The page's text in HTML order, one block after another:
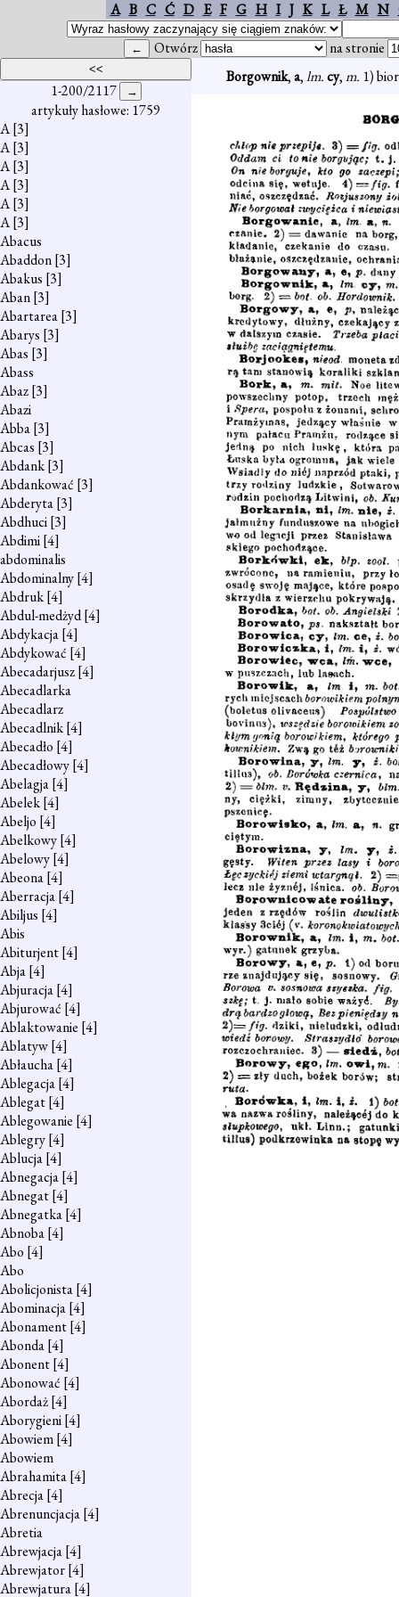
A B C Ć D E F G H I J K L Ł M N
Otwórz na stronie
1-200/2117
artykuły hasłowe: 1759
A[3]
A[3]
A[3]
A[3]
A[3]
A[3]
Abacus
Abaddon[3]
Abakus [3]
Aban[3]
Abartarea[3]
Abarys [3]
Abas [3]
Abass
Abaz[3]
Abazi
Abba[3]
Abcas [3]
Abdank[3]
Abdankować [3]
Abderyta[3]
Abdhuci[3]
Abdimi[4]
abdominalis
Abdominalny[4]
Abdruk[4]
Abdul-medżyd[4]
Abdykacja[4]
Abdykować [4]
Abecadarjusz[4]
Abecadlarka
Abecadlarz
Abecadlnik[4]
Abecadło [4]
Abecadłowy[4]
Abelagja[4]
Abelek[4]
Abeljo [4]
Abelkowy[4]
Abelowy[4]
Abeona[4]
Aberracja[4]
Abiljus [4]
Abis
Abiturjent[4]
Abja[4]
Abjuracja[4]
Abjurować [4]
Ablaktowanie [4]
Ablatyw[4]
Abłaucha[4]
Ablegacja[4]
Ablegat[4]
Ablegowanie [4]
Ablegry[4]
Ablucja[4]
Abnegacja[4]
Abnegat[4]
Abnegatka[4]
Abnoba[4]
Abo [4]
Abo
Abolicjonista[4]
Abominacja[4]
Abonament[4]
Abonda[4]
Abonent[4]
Abonować [4]
Abordaż[4]
Aborygieni[4]
Abowiem[4]
Abowiem
Abrahamita[4]
Abrecja[4]
Abrenuncjacja[4]
Abretia
Abrewjacja[4]
Abrewjator[4]
Abrewjatura[4]
Borgownik,a,lm.cy,m. 1)